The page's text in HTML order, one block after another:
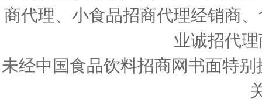
商代理、小食品招商代理经销商
业诚招代
未经中国食品饮料招商网书面特